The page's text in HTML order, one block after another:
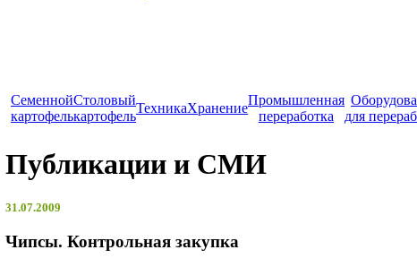
Cеменной
картофель
Столовый
картофель
ТехникаХранение
Промышленная
переработка
для
Публикации и СМИ
31.07.2009
Чипсы. Контрольная закупка